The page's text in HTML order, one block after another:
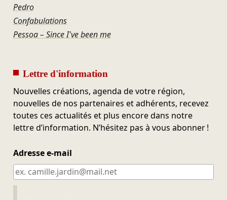
Pedro
Confabulations
Pessoa – Since I've been me
Lettre d'information
Nouvelles créations, agenda de votre région,
nouvelles de nos partenaires et adhérents, recevez
toutes ces actualités et plus encore dans notre
lettre d’information. N’hésitez pas à vous abonner !
Adresse e-mail